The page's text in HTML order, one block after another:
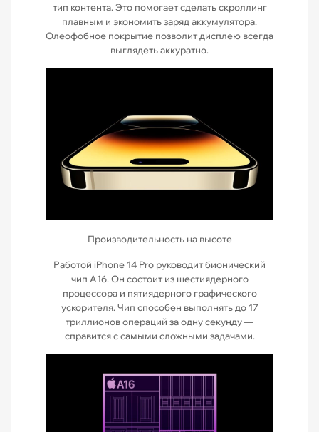
тип контента. Это помогает сделать скроллинг
плавным и экономить заряд аккумулятора.
Олеофобное покрытие позволит дисплею всегда
выглядеть аккуратно.
Производительность на высоте
Работой iPhone 14 Pro руководит бионический
чип А16. Он состоит из шестиядерного
процессора и пятиядерного графического
ускорителя. Чип способен выполнять до 17
триллионов операций за одну секунду —
справится с самыми сложными задачами.